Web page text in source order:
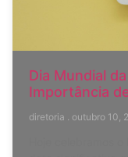
Dia Mundial
Importância
diretoria outubro 10,